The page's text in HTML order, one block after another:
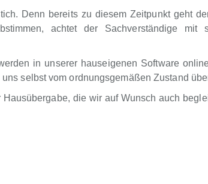
Denn bereits zu diesem Zeitpunkt geht
achtet der Sachverständige mit
in unserer hauseigenen Software
selbst vom ordnungsgemäßen Zustand
die wir auf Wunsch auch